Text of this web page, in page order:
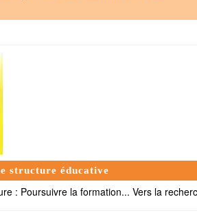
structure éducative
: Poursuivre la formation... Vers la